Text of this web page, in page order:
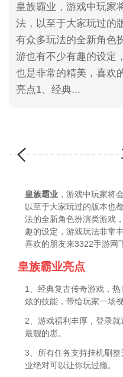
皇族霸业，游戏中玩家
法，以至于大家玩过的
有众多玩法的全新角色
游也有不少有趣的设定
也是非常的精美，喜欢
亮点1、经典...
皇族霸业 ，游戏中玩家将
以至于大家玩过的版本也
法的全新角色扮演类游戏
趣的设定，游戏玩法非常
喜欢的朋友来3322手游网
皇族霸业亮点
1、经典复古传奇游戏，
炫的技能，带给玩家一场视
2、游戏福利丰厚，登录
最靓的崽。
3、所有任务支持挂机刷
业绝对可以让你玩过瘾。